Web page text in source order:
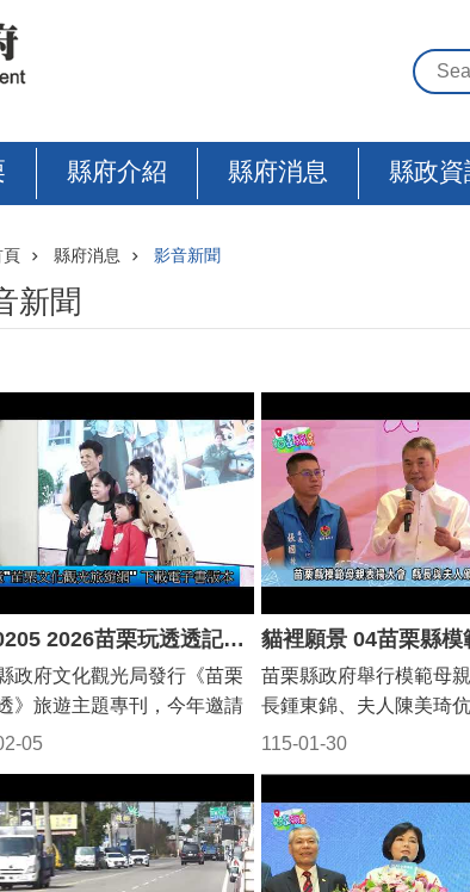
縣府介紹 縣府消息 縣政資
頁 縣府消息 影音新聞
新聞
1150205 2026苗栗玩透透記者會 帶您暢遊18鄉鎮市(影音新聞)
05
政府文化觀光局發行《苗栗
》旅遊主題專刊，今年邀請
藝人夫妻檔」擔任代言人，
亮相，邀請各地遊客到苗栗
，歡迎民眾6日起到縣府指
依規定免費索取，文觀局網
115-01-30
苗栗縣政府舉行模範母
長鍾東錦、夫人陳美琦
賓到場致賀，除了頒贈
獻，讓家庭、社會更溫